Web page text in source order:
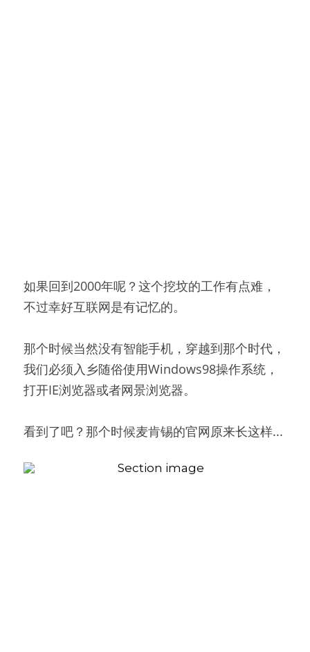
如果回到2000年呢？这个挖坟的工作有点难，
不过幸好互联网是有记忆的。
那个时候当然没有智能手机，穿越到那个时代，
我们必须入乡随俗使用Windows98操作系统，
打开IE浏览器或者网景浏览器。
看到了吧？那个时候麦肯锡的官网原来长这样...